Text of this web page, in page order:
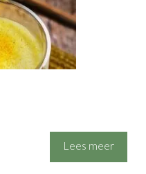
Lees meer